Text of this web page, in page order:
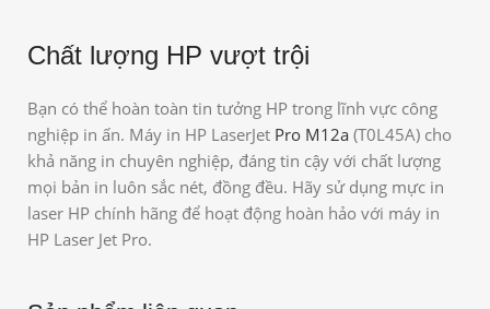
Chất lượng HP vượt trội
Bạn có thể hoàn toàn tin tưởng HP trong lĩnh vực công
nghiệp in ấn. Máy in HP LaserJet Pro M12a (T0L45A) cho
khả năng in chuyên nghiệp, đáng tin cậy với chất lượng
mọi bản in luôn sắc nét, đồng đều. Hãy sử dụng mực in
laser HP chính hãng để hoạt động hoàn hảo với máy in
HP Laser Jet Pro.